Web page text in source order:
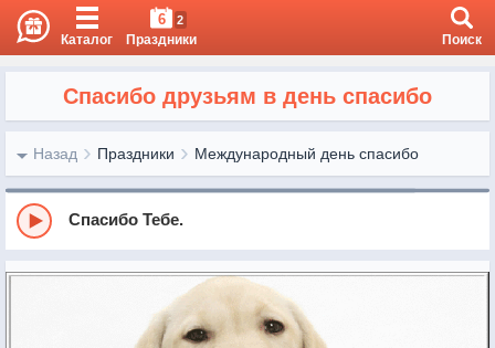
Каталог
6 2
Праздники Поиск
Спасибо друзьям в день спасибо
Назад Праздники Международный день спасибо
Спасибо Тебе.